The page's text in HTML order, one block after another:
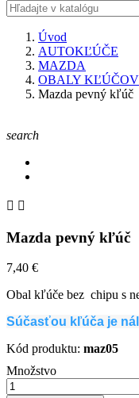
Úvod
AUTOKĽÚČE
MAZDA
OBALY KĽÚČOV
Mazda pevný kľúč
search
 
Mazda pevný kľúč
7,40 €
Obal kľúče bez chipu s
Súčasťou kľúča je
Kód produktu: maz05
Množstvo